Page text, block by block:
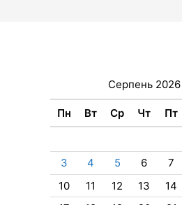
Серпень 2026
Пн Вт Ср Чт Пт
3
4 5 6 7
10
11 12 13 14